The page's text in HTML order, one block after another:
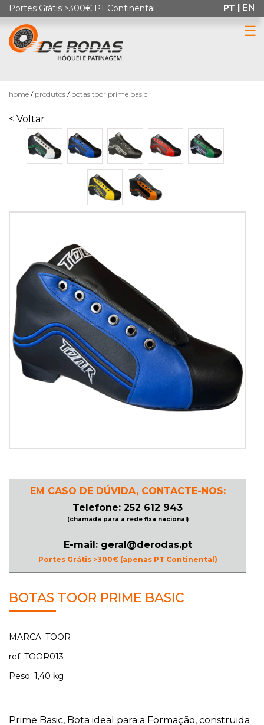
Portes Grátis >300€ PT Continental
PATINS
PATINAGEM
PATINAGEM
NO
GELO
PROMOÇÕES
☰
PT | EN
home produtos botas toor prime basic
< Voltar
EM CASO DE DÚVIDA, CONTACTE-NOS:
Telefone: 252 612 943
(chamada para a rede fixa nacional)
E-mail: geral@derodas.pt
Portes Grátis >300€ (apenas PT Continental)
BOTAS TOOR PRIME BASIC
MARCA: TOOR
ref: TOOR013
Peso: 1,40 kg
Prime Basic, Bota ideal para a Formação, construida